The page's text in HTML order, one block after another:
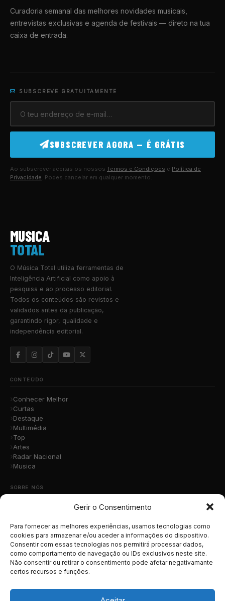
Gerir o Consentimento
Para fornecer as melhores experiências, usamos tecnologias como
cookies para armazenar e/ou aceder a informações do dispositivo.
Consentir com essas tecnologias nos permitirá processar dados,
como comportamento de navegação ou IDs exclusivos neste site.
Não consentir ou retirar o consentimento pode afetar negativamante
certos recursos e funções.
Curadoria semanal das melhores novidades musicais,
entrevistas exclusivas e agenda de festivais — direto na tua
caixa de entrada.
SUBSCREVE GRATUITAMENTE
SUBSCREVER AGORA — É GRÁTIS
Ao subscrever aceitas os nossos Termos e Condições e Política de
Privacidade. Podes cancelar em qualquer momento.
MUSICA
TOTAL
O Música Total utiliza ferramentas de
Inteligência Artificial como apoio à
pesquisa e ao processo editorial.
Todos os conteúdos são revistos e
validados antes da publicação,
garantindo rigor, qualidade e
independência editorial.
CONTEÚDO
Conhecer Melhor
Curtas
Destaque
Multimédia
Top
Artes
Radar Nacional
Musica
SOBRE NÓS
Contacto
Submete a Tua Música
Publicidade
Apoiar o Projeto